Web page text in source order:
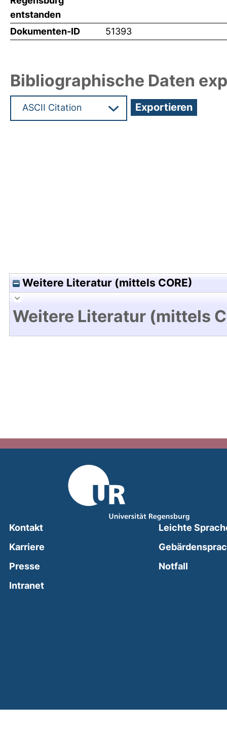
entstanden
Dokumenten-ID 51393
Bibliographische Daten
Weitere Literatur (mittels CORE)
Weitere Literatur (mittels
Kontakt
Karriere
Presse
Intranet(external link, opens in a new window)
Leichte
Notfall